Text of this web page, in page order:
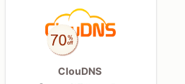
ClouDNS